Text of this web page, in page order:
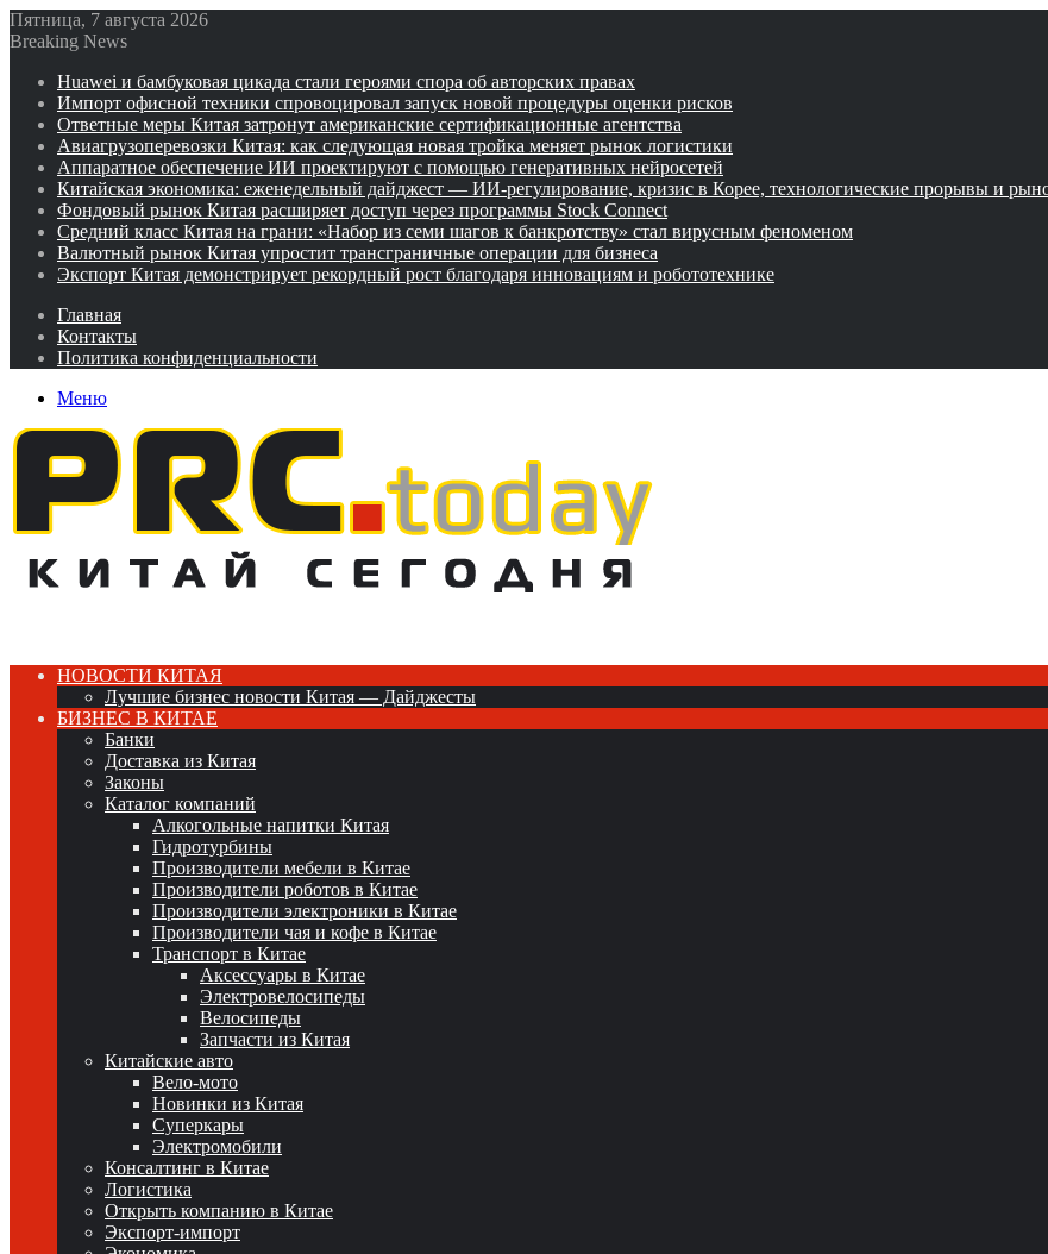
Пятница, 7 августа 2026
Breaking News
Huawei и бамбуковая цикада стали героями спора об авторских правах
Импорт офисной техники спровоцировал запуск новой процедуры оценки рисков
Ответные меры Китая затронут американские сертификационные агентства
Авиагрузоперевозки Китая: как следующая новая тройка меняет рынок логистики
Аппаратное обеспечение ИИ проектируют с помощью генеративных нейросетей
Китайская экономика: еженедельный дайджест — ИИ-регулирование, кризис в Корее, технологические прорывы и
Фондовый рынок Китая расширяет доступ через программы Stock Connect
Средний класс Китая на грани: «Набор из семи шагов к банкротству» стал вирусным феноменом
Валютный рынок Китая упростит трансграничные операции для бизнеса
Экспорт Китая демонстрирует рекордный рост благодаря инновациям и робототехнике
Главная
Контакты
Политика конфиденциальности
Меню
НОВОСТИ КИТАЯ
Лучшие бизнес новости Китая — Дайджесты
БИЗНЕС В КИТАЕ
Банки
Доставка из Китая
Законы
Каталог компаний
Алкогольные напитки Китая
Гидротурбины
Производители мебели в Китае
Производители роботов в Китае
Производители электроники в Китае
Производители чая и кофе в Китае
Транспорт в Китае
Аксессуары в Китае
Электровелосипеды
Велосипеды
Запчасти из Китая
Китайские авто
Вело-мото
Новинки из Китая
Суперкары
Электромобили
Консалтинг в Китае
Логистика
Открыть компанию в Китае
Экспорт-импорт